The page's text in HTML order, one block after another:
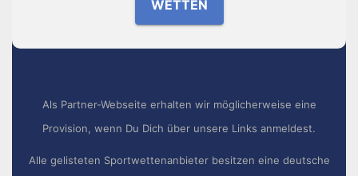
WETTEN
Als Partner-Webseite erhalten wir möglicherweise eine
Provision, wenn Du Dich über unsere Links anmeldest.
Alle gelisteten Sportwettenanbieter besitzen eine deutsche